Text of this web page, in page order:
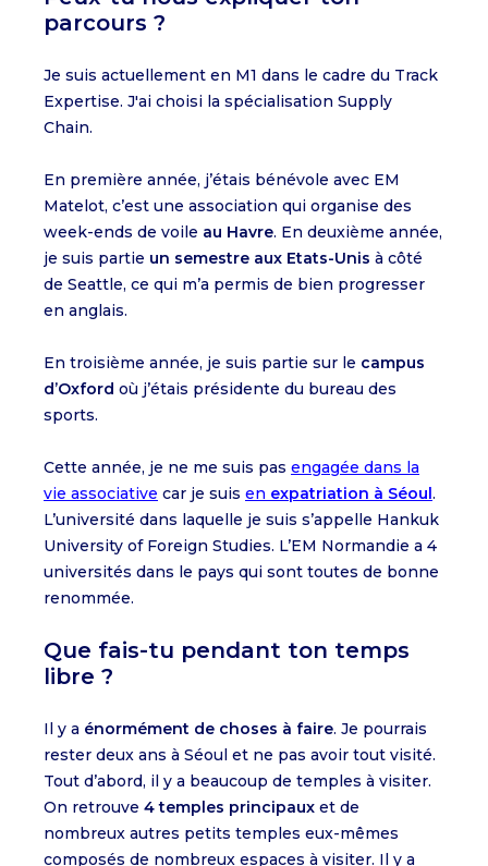
parcours ?
Je suis actuellement en M1 dans le cadre du Track
Expertise. J'ai choisi la spécialisation Supply
Chain.
En première année, j’étais bénévole avec EM
Matelot, c’est une association qui organise des
week-ends de voile au Havre. En deuxième année,
je suis partie un semestre aux Etats-Unis à côté
de Seattle, ce qui m’a permis de bien progresser
en anglais.
En troisième année, je suis partie sur le campus
d’Oxford où j’étais présidente du bureau des
sports.
Cette année, je ne me suis pas engagée dans la
vie associative car je suis en expatriation à Séoul.
L’université dans laquelle je suis s’appelle Hankuk
University of Foreign Studies. L’EM Normandie a 4
universités dans le pays qui sont toutes de bonne
renommée.
Que fais-tu pendant ton temps
libre ?
Il y a énormément de choses à faire. Je pourrais
rester deux ans à Séoul et ne pas avoir tout visité.
Tout d’abord, il y a beaucoup de temples à visiter.
On retrouve 4 temples principaux et de
nombreux autres petits temples eux-mêmes
composés de nombreux espaces à visiter. Il y a